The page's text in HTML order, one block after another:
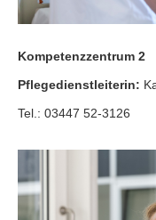
Kompetenzzentrum 2
Pflegedienstleiterin:
Tel.: 03447 52-3126